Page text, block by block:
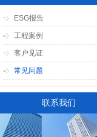
ESG报告
工程案例
客户见证
常见问题
联系我们